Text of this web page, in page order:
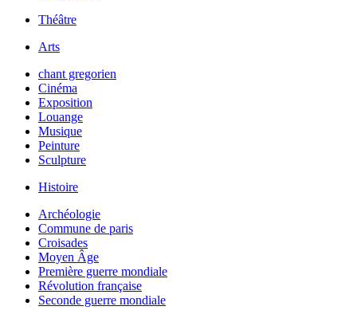
Théâtre
Arts
chant gregorien
Cinéma
Exposition
Louange
Musique
Peinture
Sculpture
Histoire
Archéologie
Commune de paris
Croisades
Moyen Âge
Première guerre mondiale
Révolution française
Seconde guerre mondiale